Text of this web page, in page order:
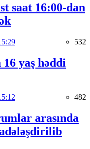
saat 16:00-dan
532
yaş həddi
482
arasında